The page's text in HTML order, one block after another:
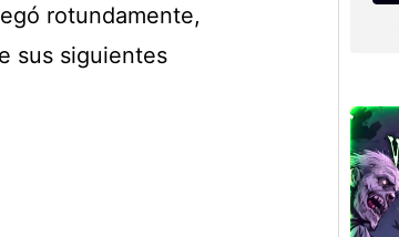
rotundamente,
sus siguientes